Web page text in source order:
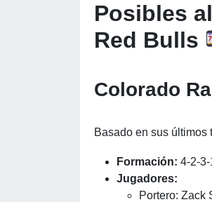
Posibles
Red Bulls
Colorado
Basado en sus
Formación: 4-2-3-
Jugadores:
Portero: Zack